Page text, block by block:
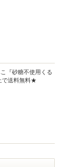
『砂糖不使用くる
で送料無料★